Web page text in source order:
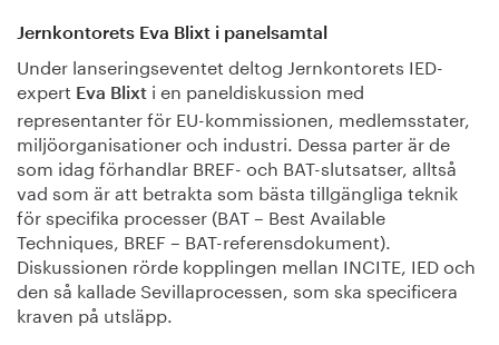
Jernkontorets Eva Blixt i panelsamtal
Under lanseringseventet deltog Jernkontorets IED-
expert Eva Blixt i en paneldiskussion med
representanter för EU-kommissionen, medlemsstater,
miljöorganisationer och industri. Dessa parter är de
som idag förhandlar BREF- och BAT-slutsatser, alltså
vad som är att betrakta som bästa tillgängliga teknik
för specifika processer (BAT – Best Available
Techniques, BREF – BAT-referensdokument).
Diskussionen rörde kopplingen mellan INCITE, IED och
den så kallade Sevillaprocessen, som ska specificera
kraven på utsläpp.